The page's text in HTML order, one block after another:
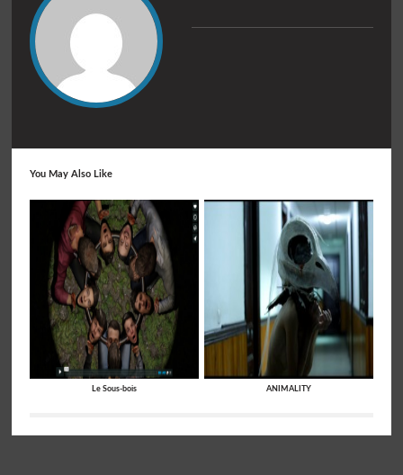
You May Also Like
Le Sous-bois ANIMALITY